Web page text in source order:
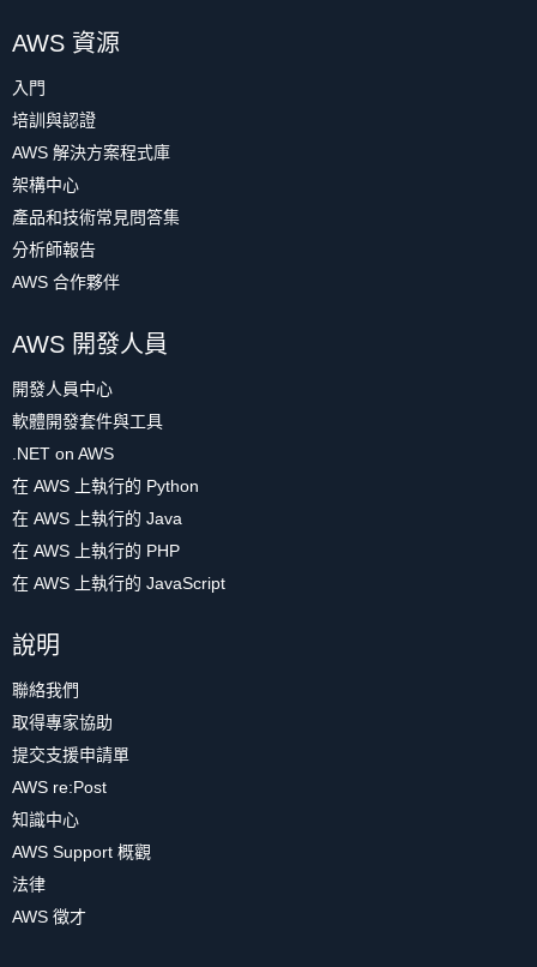
AWS 資源
入門
培訓與認證
AWS 解決方案程式庫
架構中心
產品和技術常見問答集
分析師報告
AWS 合作夥伴
AWS 開發人員
開發人員中心
軟體開發套件與工具
.NET on AWS
在 AWS 上執行的 Python
在 AWS 上執行的 Java
在 AWS 上執行的 PHP
在 AWS 上執行的 JavaScript
說明
聯絡我們
取得專家協助
提交支援申請單
AWS re:Post
知識中心
AWS Support 概觀
法律
AWS 徵才